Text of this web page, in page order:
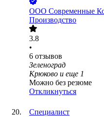
ООО Современные
Производство
3.8
•
6 отзывов
Зеленоград
Крюково и еще 1
Можно без резюме
Откликнуться
Специалист